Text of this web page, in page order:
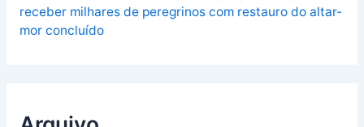
receber milhares de peregrinos com restauro do altar-
mor concluído